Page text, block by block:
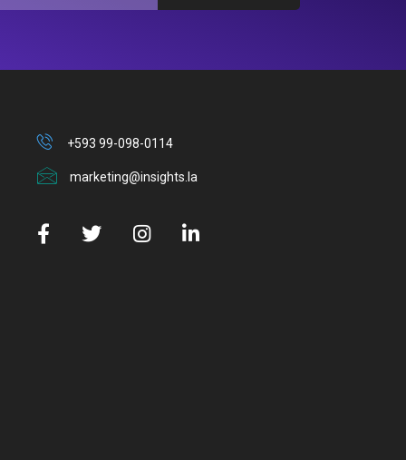
+593 99-098-0114
marketing@insights.la